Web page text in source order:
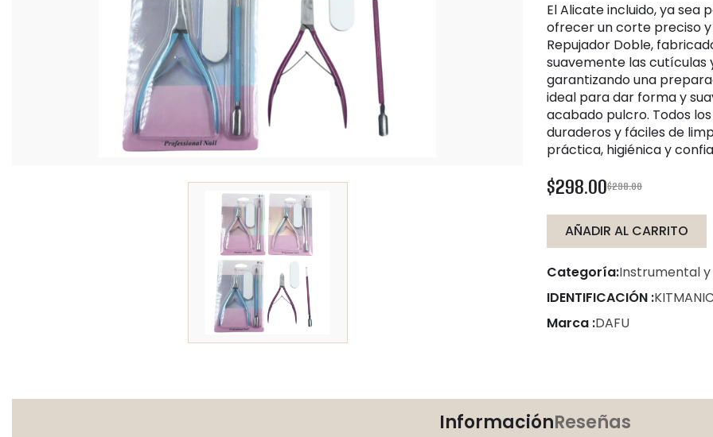
El Alicate incluido, ya sea para cutículas o para uñas, está diseñado para
ofrecer un corte preciso y
Repujador Doble,
suavemente las cutículas
garantizando una
ideal para dar forma y
acabado pulcro. Todos
duraderos y fáciles de
práctica, higiénica y
$298.00$298.00
AÑADIR AL CARRITO
Categoría:Instrumental
IDENTIFICACIÓN :
Marca :DAFU
InformaciónReseñas